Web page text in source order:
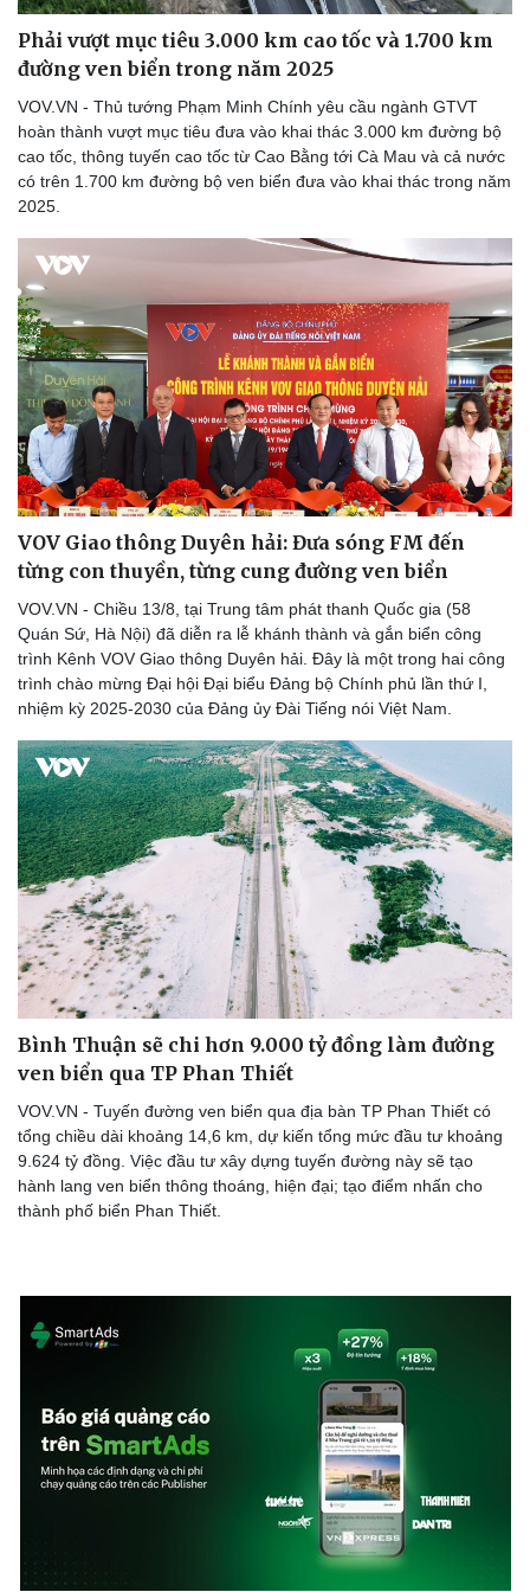
Doanh nghiệp
Thông tin doanh nghiệp
Công nghệ
Phải vượt mục tiêu 3.000 km cao tốc và 1.700 km
đường ven biển trong năm 2025
VOV.VN - Thủ tướng Phạm Minh Chính yêu cầu ngành GTVT
hoàn thành vượt mục tiêu đưa vào khai thác 3.000 km đường bộ
cao tốc, thông tuyến cao tốc từ Cao Bằng tới Cà Mau và cả nước
có trên 1.700 km đường bộ ven biển đưa vào khai thác trong năm
2025.
VOV Giao thông Duyên hải: Đưa sóng FM đến
từng con thuyền, từng cung đường ven biển
VOV.VN - Chiều 13/8, tại Trung tâm phát thanh Quốc gia (58
Quán Sứ, Hà Nội) đã diễn ra lễ khánh thành và gắn biển công
trình Kênh VOV Giao thông Duyên hải. Đây là một trong hai công
trình chào mừng Đại hội Đại biểu Đảng bộ Chính phủ lần thứ I,
nhiệm kỳ 2025-2030 của Đảng ủy Đài Tiếng nói Việt Nam.
Bình Thuận sẽ chi hơn 9.000 tỷ đồng làm đường
ven biển qua TP Phan Thiết
VOV.VN - Tuyến đường ven biển qua địa bàn TP Phan Thiết có
tổng chiều dài khoảng 14,6 km, dự kiến tổng mức đầu tư khoảng
9.624 tỷ đồng. Việc đầu tư xây dựng tuyến đường này sẽ tạo
hành lang ven biển thông thoáng, hiện đại; tạo điểm nhấn cho
thành phố biển Phan Thiết.